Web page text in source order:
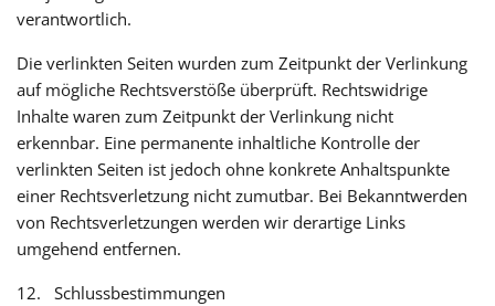
verantwortlich.
Die verlinkten Seiten wurden zum Zeitpunkt der Verlinkung
auf mögliche Rechtsverstöße überprüft. Rechtswidrige
Inhalte waren zum Zeitpunkt der Verlinkung nicht
erkennbar. Eine permanente inhaltliche Kontrolle der
verlinkten Seiten ist jedoch ohne konkrete Anhaltspunkte
einer Rechtsverletzung nicht zumutbar. Bei Bekanntwerden
von Rechtsverletzungen werden wir derartige Links
umgehend entfernen.
12. Schlussbestimmungen